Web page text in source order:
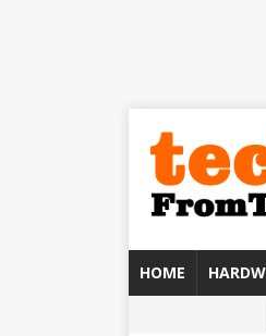
HOME